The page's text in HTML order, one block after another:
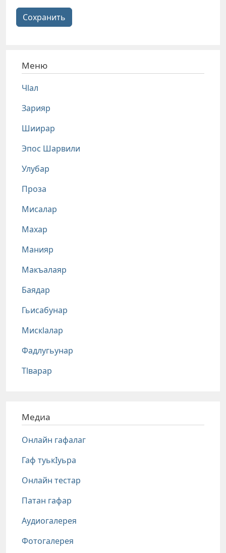
Сохранить
Меню
Чlал
Зарияр
Шиирар
Эпос Шарвили
Улубар
Проза
Мисалар
Махар
Манияр
Макъалаяр
Баядар
Гьисабунар
Мискlалар
Фадлугьунар
Тlварар
Медиа
Онлайн гафалаг
Гаф туькIуьра
Онлайн тестар
Патан гафар
Аудиогалерея
Фотогалерея